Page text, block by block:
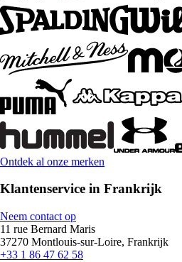
Ontdek al onze merken
Klantenservice in Frankrijk
Neem contact op
11 rue Bernard Maris
37270 Montlouis-sur-Loire, Frankrijk
+33 1 86 47 62 58